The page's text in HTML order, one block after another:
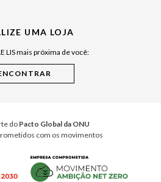
UMA LOJA
LIS mais próxima de você:
do Pacto Global da ONU
com os movimentos